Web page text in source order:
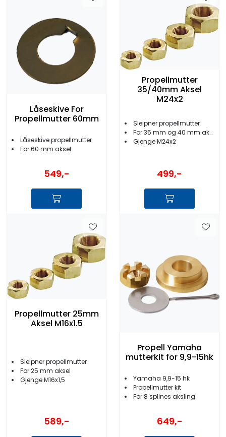
Låseskive For
Propellmutter 60mm
Låseskive propellmutter
For 60 mm aksel
549,-
Propellmutter
35/40mm Aksel
M24x2
Sleipner propellmutter
For 35 mm og 40 mm aksel
Gjenge M24x2
499,-
Propellmutter 25mm
Aksel M16x1.5
Sleipner propellmutter
For 25 mm aksel
Gjenge M16x1,5
589,-
Propell Yamaha
mutterkit for 9,9-15hk
Yamaha 9,9-15 hk
Propellmutter kit
For 8 splines aksling
649,-